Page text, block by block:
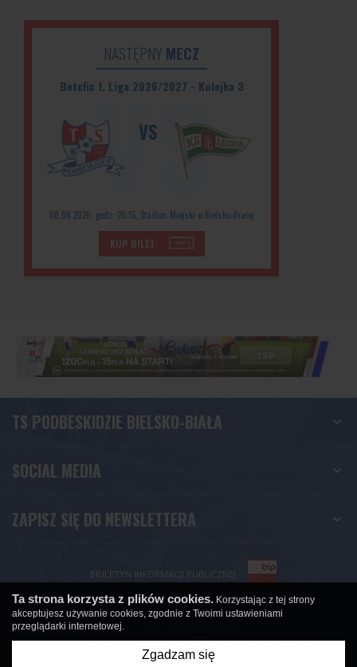
NASTĘPNY MECZ
Betclic 1. Liga 2026/2027 - Kolejka 3
VS
08.08.2026, godz: 20:15, Stadion Miejski w Bielsku-Białej
KUP BILET:
TS PODBESKIDZIE BIELSKO-BIAŁA
SOCIAL MEDIA
ZAPISZ SIĘ DO NEWSLETTERA
BIULETYN INFORMACJI PUBLICZNEJ
POLITYKA PRYWATNOŚCI
Copyright © TS PODBESKIDZIE BIELSKO-BIAŁA
created by
undicom.pl
Ta strona korzysta z plików cookies. Korzystając z tej strony
akceptujesz używanie cookies, zgodnie z Twoimi ustawieniami
przeglądarki internetowej.
Zgadzam się